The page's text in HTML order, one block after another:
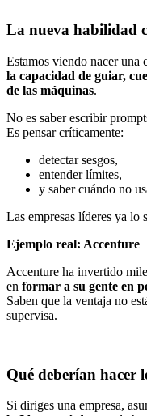
La nueva habilidad
Estamos viendo nacer una
la capacidad de guiar,
de las máquinas.
No es saber escribir
Es pensar críticamente:
detectar sesgos,
entender límites,
y saber cuándo no
Las empresas líderes ya lo
Ejemplo real: Accenture
Accenture ha invertido
en formar a su gente en
Saben que la ventaja no
supervisa.
Qué deberían hacer
Si diriges una empresa,